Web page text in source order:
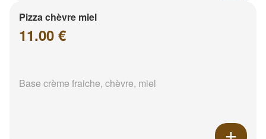
Pizza chèvre miel
11.00 €
Base crème fraiche, chèvre, miel